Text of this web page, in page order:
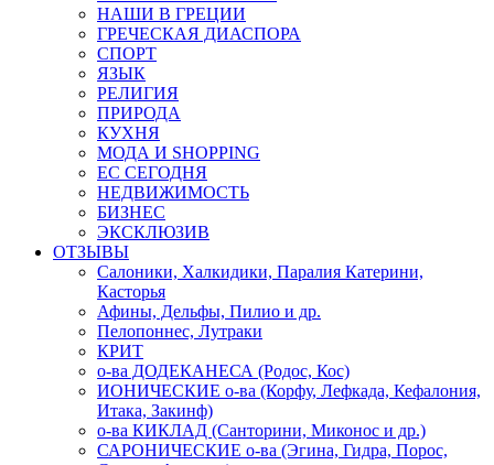
НАШИ В ГРЕЦИИ
ГРЕЧЕСКАЯ ДИАСПОРА
СПОРТ
ЯЗЫК
РЕЛИГИЯ
ПРИРОДА
КУХНЯ
МОДА И SHOPPING
ЕС СЕГОДНЯ
НЕДВИЖИМОСТЬ
БИЗНЕС
ЭКСКЛЮЗИВ
ОТЗЫВЫ
Салоники, Халкидики, Паралия Катерини,
Касторья
Афины, Дельфы, Пилио и др.
Пелопоннес, Лутраки
КРИТ
о-ва ДОДЕКАНЕСА (Родос, Кос)
ИОНИЧЕСКИЕ о-ва (Корфу, Лефкада, Кефалония,
Итака, Закинф)
о-ва КИКЛАД (Санторини, Миконос и др.)
САРОНИЧЕСКИЕ о-ва (Эгина, Гидра, Порос,